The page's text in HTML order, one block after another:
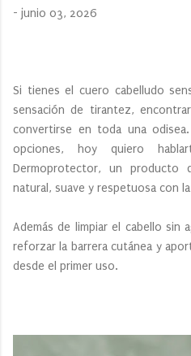
- junio 03, 2026
Si tienes el cuero cabelludo
sensación de tirantez,
convertirse en toda una
opciones, hoy quiero
Dermoprotector, un producto
natural, suave y respetuosa con
Además de limpiar el cabello sin
reforzar la barrera cutánea y
desde el primer uso.